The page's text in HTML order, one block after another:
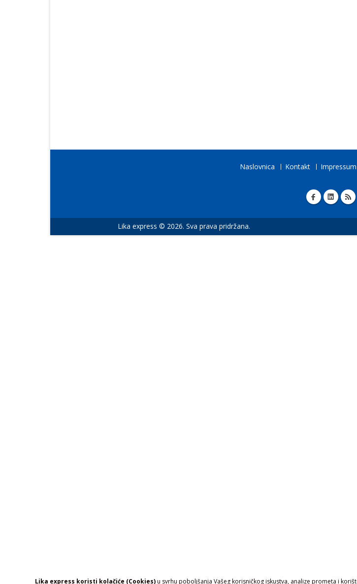
Lika express koristi kolačiće (Cookies)u svrhu poboljšanja Vašeg korisničkog iskustva, analize prometa i
Naslovnica Kontakt Impressum
Lika express © 2026. Sva prava pridržana.